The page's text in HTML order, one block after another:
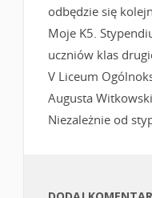
odbędzie się
Moje K5.
uczniów klas
V Liceum
Augusta
Niezależnie od